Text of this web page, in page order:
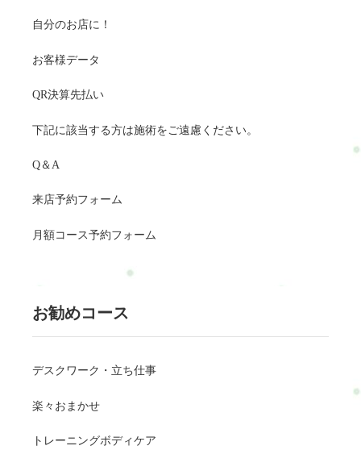
自分のお店に！
お客様データ
QR決算先払い
下記に該当する方は施術をご遠慮ください。
Q＆A
来店予約フォーム
月額コース予約フォーム
お勧めコース
デスクワーク・立ち仕事
楽々おまかせ
トレーニングボディケア